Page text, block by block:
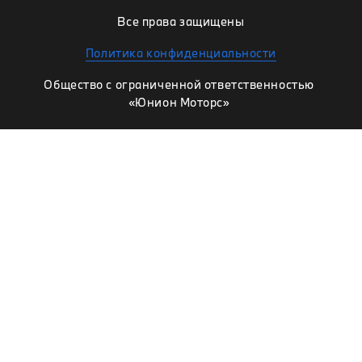
Все права защищены
Политика конфиденциальности
Общество с ограниченной ответственностью
«Юнион Моторс»